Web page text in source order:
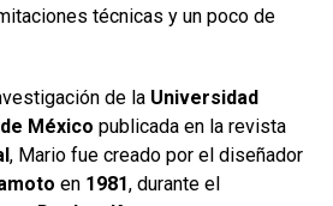
técnicas y un poco de
de la Universidad
México publicada en la revista
, Mario fue creado por el diseñador
en 1981, durante el